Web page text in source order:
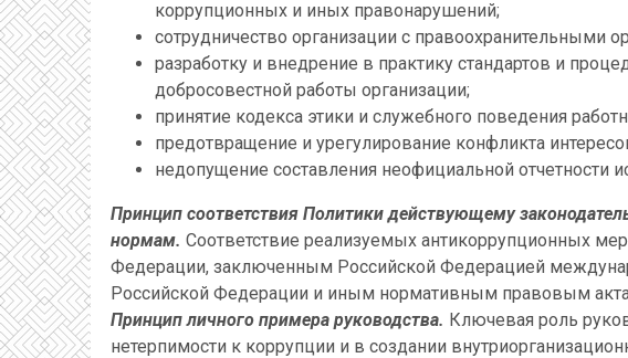
коррупционных и иных правонарушений;
сотрудничество организации с правоохранительными
разработку и внедрение в практику стандартов и
добросовестной работы организации;
принятие кодекса этики и служебного поведения
предотвращение и урегулирование конфликта
недопущение составления неофициальной отчетности
Принцип соответствия Политики действующему
нормам. Соответствие реализуемых антикоррупционных
Федерации, заключенным Российской Федерацией
Российской Федерации и иным нормативным правовым
Принцип личного примера руководства. Ключевая роль
нетерпимости к коррупции и в создании